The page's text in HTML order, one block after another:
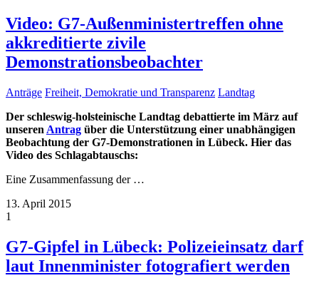
Video: G7-Außenministertreffen ohne
akkreditierte zivile
Demonstrationsbeobachter
Anträge Freiheit, Demokratie und Transparenz Landtag
Der schleswig-holsteinische Landtag debattierte im März auf
unseren Antrag über die Unterstützung einer unabhängigen
Beobachtung der G7-Demonstrationen in Lübeck. Hier das
Video des Schlagabtauschs:
Eine Zusammenfassung der …
13. April 2015
1
G7-Gipfel in Lübeck: Polizeieinsatz darf
laut Innenminister fotografiert werden